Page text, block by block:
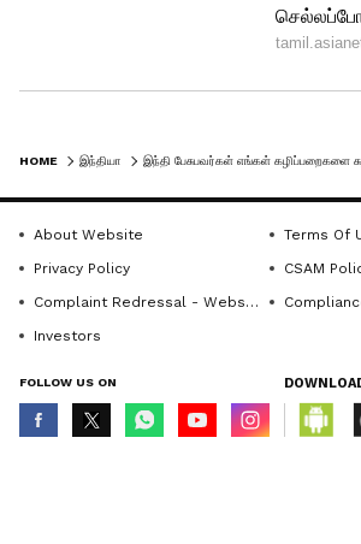
HOME இந்தியா
About Website
Terms Of
Privacy Policy
CSAM
Complaint Redressal - Website
Investors
FOLLOW US ON